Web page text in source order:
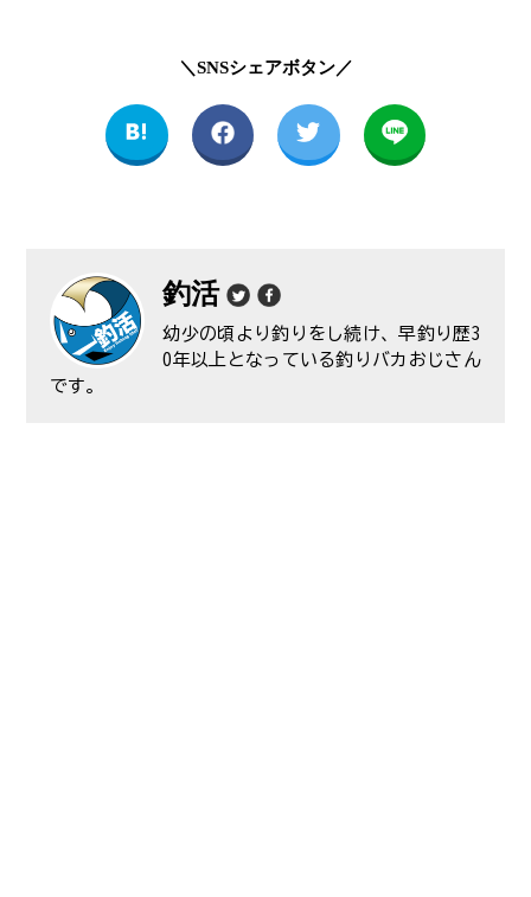
＼SNSシェアボタン／
釣活
幼少の頃より釣りをし続け、早釣り歴3
0年以上となっている釣りバカおじさん
です。